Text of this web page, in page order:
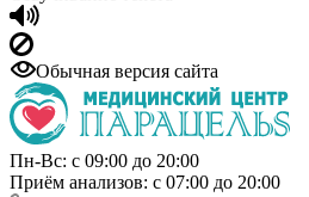
Обычная версия сайта
Пн-Вс: с 09:00 до 20:00
Приём анализов: с 07:00 до 20:00